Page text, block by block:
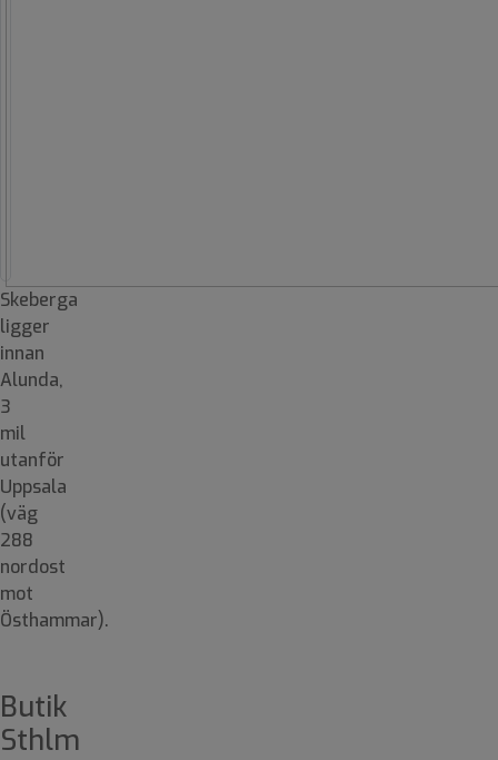
Skeberga
ligger
innan
Alunda,
3
mil
utanför
Uppsala
(väg
288
nordost
mot
Östhammar).
Butik
Sthlm